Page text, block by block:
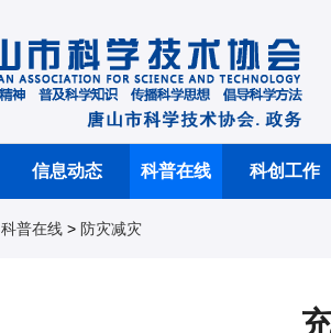
信息动态 科普在线 科创工作
科普在线 > 防灾减灾